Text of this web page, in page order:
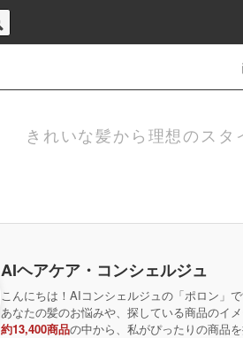
きれいな髪から理想のス
AIヘアケア・コンシェルジュ
こんにちは！AIコンシェルジュの「ポロン」で
あなたの髪のお悩みや、探している商品のイメ
約13,400商品の中から、私がぴったりの商品